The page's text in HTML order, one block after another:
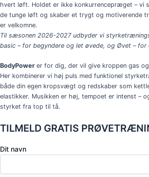
hvert løft. Holdet er ikke konkurrencepræget – vi
de tunge løft og skaber et trygt og motiverende
er velkomne.
Til sæsonen 2026-2027 udbyder vi
basic – for begyndere og let øvede, og Øvet – for
BodyPower er for dig, der vil give kroppen gas
Her kombinerer vi høj puls med funktionel
både din egen kropsvægt og redskaber som
elastikker. Musikken er høj, tempoet er intenst –
styrket fra top til tå.
TILMELD GRATIS
Dit navn